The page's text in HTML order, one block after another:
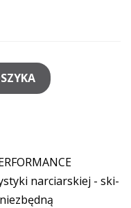
narciarskiej - ski-